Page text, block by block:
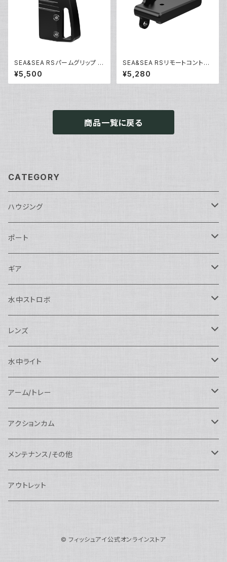
SEA&SEA RSパームグリップ [2
2530]
¥5,500
SEA&SEA RSリモートコントロ
ーラーブラケット [22534]
¥5,280
商品一覧に戻る
CATEGORY
ハウジング
Nikon用
Nauticam
SEA&SEA
Canon用
Nauticam
SEA&SEA
Sony用
Nautciam
SEA&SEA
OM SYSTEM用
Nauticam
AOI
Panasonic用
Nauticam
FUJIFILM用
Nauticam
Nauticam
Nikon用
Canon用
SEA&SEA
Sony用
AOI
ポート
Nauticam
N120ドームポート
N120マクロポート
N100エクステンションリング
N100マウントコンバーター
SEA&SEA
ドームポート
マクロポート
AOI
ドームポート
フラットポート
FIX
アクセサリー
Athena
ドームポート
ギア
AOI
OM SYSTEM用
Nauticam
SEA&SEA
水中ストロボ
SEA&SEA
アクセサリー
AOI
アクセサリー
アクセサリー
weefine
アクセサリー
レンズ
マクロコンバージョンレンズ
Nauticam
AOI
ワイドコンバージョンレンズ
Nauticam
AOI
ワイドアングルコンバージョンポート
Nauticam
レンズオプション
AOI
水中ライト
大光量 3000ルーメン以上
リングライト
FIX
オプション
weefine
アーム/トレー
アーム
SEA&SEA
Nauticam
フロートアーム
Nauticam
クランプ
アクションカム
レンズ
AOI
グリップ/トレー/アーム
メンテナンス/その他
SEA&SEA
アウトレット
© フィッシュアイ公式オンラインストア